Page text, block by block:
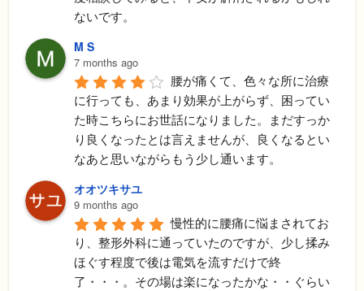
ないです。
M S
7 months ago
腰が痛くて、色々な所に治療
に行っても、あまり効果が上がらず、困ってい
た時こちらにお世話になりました。まだすっか
り良くなったとは言えませんが、良くなるとい
なあと思いながらもう少し通います。
オオツキサユ
9 months ago
慢性的に腰痛に悩まされてお
り、整形外科に通っていたのですが、少し揉み
ほぐす程度で後は電気を流すだけで終
了・・・。その場は楽になったかな・・ぐらい